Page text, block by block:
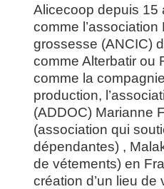
Alicecoop depuis 15
comme
grossesse (ANCIC)
comme Alterbatir ou
comme la
production,
(ADDOC) Marianne
(association qui
dépendantes) ,
de vétements) en
création d’un lieu